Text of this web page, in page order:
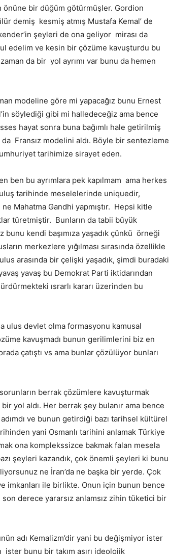
önüne bir düğüm götürmüşler. Gordion
demiş kesmiş atmış Mustafa Kemal’ de
şeyleri de ona geliyor mirası da
edelim ve kesin bir çözüme kavuşturdu bu
da bir yol ayrımı var bunu da hemen
modeline göre mi yapacağız bunu Ernest
söylediği gibi mi halledeceğiz ama bence
hayat sonra buna bağımlı hale getirilmiş
Fransız modelini aldı. Böyle bir sentezleme
tarihimize sirayet eden.
ben bu ayrımlara pek kapılmam ama herkes
tarihinde meselelerinde uniquedir,
Mahatma Gandhi yapmıştır. Hepsi kitle
türetmiştir. Bunların da tabii büyük
kendi başımıza yaşadık çünkü örneği
merkezlere yığılması sırasında özellikle
arasında bir çelişki yaşadık, şimdi buradaki
yavaş bu Demokrat Parti iktidarından
ısrarlı kararı üzerinden bu
ulus devlet olma formasyonu kamusal
kavuşmadı bunun gerilimlerini biz en
çatıştı vs ama bunlar çözülüyor bunları
berrak çözümlere kavuşturmak
yol aldı. Her berrak şey bulanır ama bence
ve bunun getirdiği bazı tarihsel kültürel
yani Osmanlı tarihini anlamak Türkiye
ona komplekssizce bakmak falan mesela
şeyleri kazandık, çok önemli şeyleri ki bunu
ne İran’da ne başka bir yerde. Çok
imkanları ile birlikte. Onun için bunun bence
derece yararsız anlamsız zihin tüketici bir
adı Kemalizm’dir yani bu değişmiyor ister
bunu bir takım aşırı ideolojik